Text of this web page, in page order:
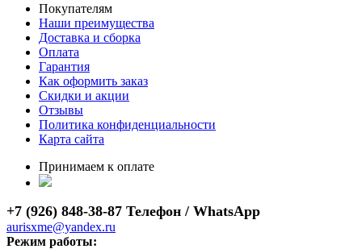
Покупателям
Наши преимущества
Доставка и сборка
Оплата
Гарантия
Как оформить заказ
Скидки и акции
Отзывы
Политика конфиденциальности
Карта сайта
Принимаем к оплате
+7 (926) 848-38-87 Телефон / WhatsApp
aurisxme@yandex.ru
Режим работы: